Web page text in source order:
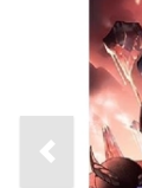
Previous